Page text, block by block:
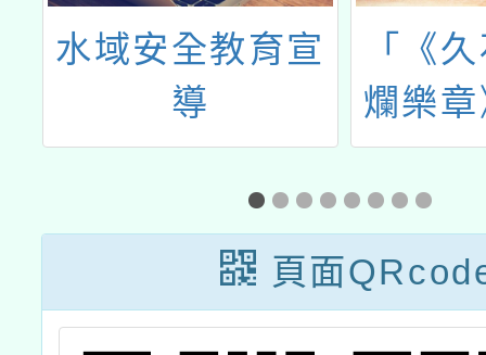
水域安全教育宣
導
「《
爛樂
樂會
（
頁面